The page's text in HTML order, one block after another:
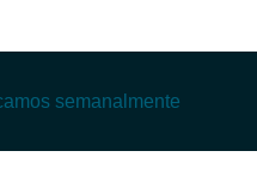
semanalmente